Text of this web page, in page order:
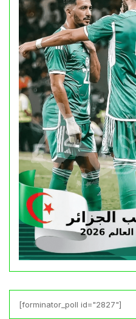
[forminator_poll id="2827"]